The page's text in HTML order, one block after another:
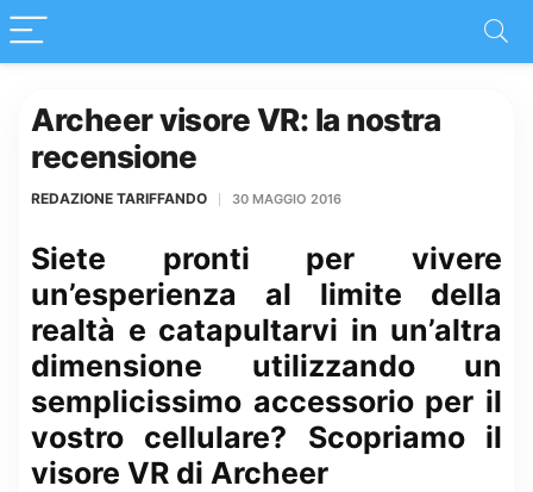
Archeer visore VR: la nostra
recensione
REDAZIONE TARIFFANDO 30 MAGGIO 2016
Siete pronti per vivere
un’esperienza al limite della
realtà e catapultarvi in un’altra
dimensione utilizzando un
semplicissimo accessorio per il
vostro cellulare? Scopriamo il
visore VR di Archeer